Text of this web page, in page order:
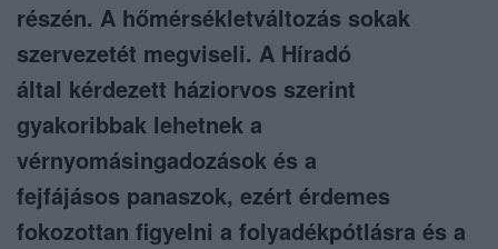
részén. A hőmérsékletváltozás sokak
szervezetét megviseli. A Híradó
által kérdezett háziorvos szerint
gyakoribbak lehetnek a
vérnyomásingadozások és a
fejfájásos panaszok, ezért érdemes
fokozottan figyelni a folyadékpótlásra és a